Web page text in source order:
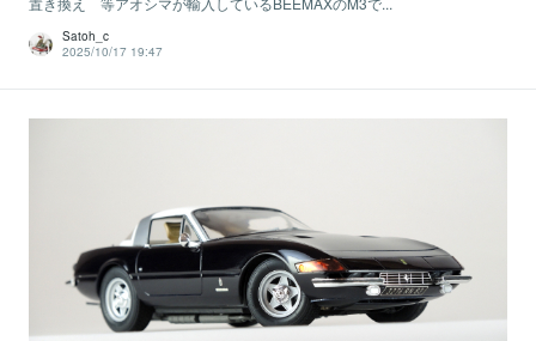
Satoh_c
2025/10/17 19:47